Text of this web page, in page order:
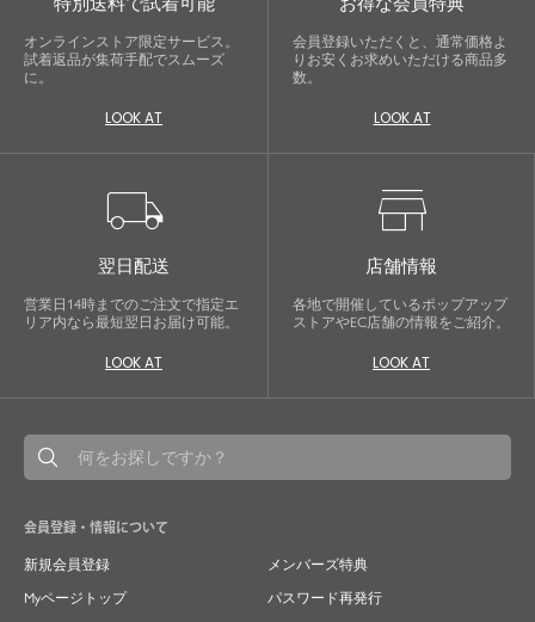
毎日のコーデに、ちょっとした変化を。いつもの
LOWOは、頑張りすぎないおしゃれを応援しま
オンラインストア限定サービス。
試着返品が集荷手配でスムーズ
に。
LOOK AT
会員登録いただくと、通常価格よ
りお安くお求めいただける商品多
数。
LOOK AT
local_shipping
翌日配送
営業日14時までのご注文で指定エ
リア内なら最短翌日お届け可能。
LOOK AT
store
店舗情報
各地で開催しているポップアップ
ストアやEC店舗の情報をご紹介。
LOOK AT
会員登録・情報について
新規会員登録
メンバーズ特典
Myページトップ
パスワード再発行